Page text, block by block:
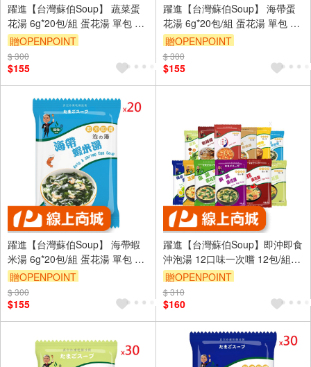
躍進【台灣蘇伯Soup】 蔬菜蛋
花湯 6g*20包/組 蛋花湯 單包 3
秒快沖 即沖即食 速食湯 沖泡湯
品 蘇伯 湯塊 非素食
贈OPENPOINT
$ 300
$155
躍進【台灣蘇伯Soup】 海帶蛋
花湯 6g*20包/組 蛋花湯 單包 3
秒快沖 即沖即食 速食湯 沖泡湯
品 蘇伯 湯塊 非素食
贈OPENPOINT
$ 300
$155
躍進【台灣蘇伯Soup】 海帶蝦
米湯 6g*20包/組 蛋花湯 單包 3
秒快沖 即沖即食 速食湯 沖泡湯
品 蘇伯 湯塊 非素食
贈OPENPOINT
$ 300
$155
躍進【台灣蘇伯Soup】即沖即食
沖泡湯 12口味一次嚐 12包/組
12種各1 蛋花湯 特色湯品 3秒快
沖 即沖即食 速食湯 沖泡湯品 蘇
伯 湯塊 非素食
贈OPENPOINT
$ 310
$160